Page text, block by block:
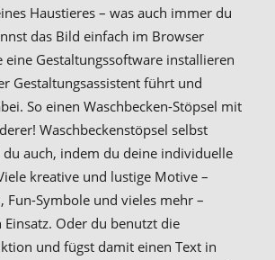
Haustieres – was auch immer du
das Bild einfach im Browser
eine Gestaltungssoftware installieren
Gestaltungsassistent führt und
So einen Waschbecken-Stöpsel mit
Waschbeckenstöpsel selbst
du auch, indem du deine individuelle
kreative und lustige Motive –
Fun-Symbole und vieles mehr –
Oder du benutzt die
und fügst damit einen Text in